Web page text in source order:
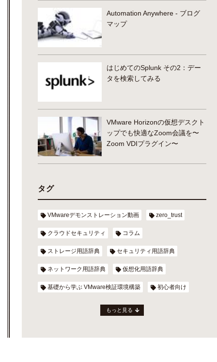
Automation Anywhere - ブログ
マップ
はじめてのSplunk その2：デー
タを検索してみる
VMware Horizonの仮想デスクト
ップでも快適なZoom会議を〜
Zoom VDIプラグイン〜
タグ
VMwareデモンストレーション動画 zero_trust
クラウドセキュリティ コラム
ストレージ用語辞典 セキュリティ用語辞典
ネットワーク用語辞典 仮想化用語辞典
基礎から学ぶ VMware検証環境構築 初心者向け
もっと見る